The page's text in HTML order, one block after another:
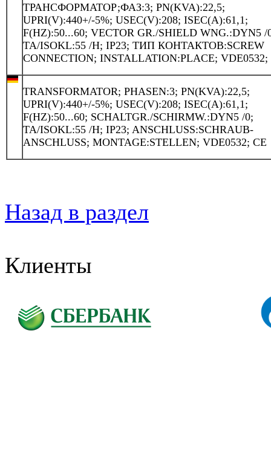
ТРАНСФОРМАТОР;ФАЗ:3; PN(KVA):22,5;
UPRI(V):440+/-5%; USEC(V):208; ISEC(A):61,1;
F(HZ):50...60; VECTOR GR./SHIELD WNG.:DYN5 /
TA/ISOKL:55 /H; IP23; ТИП КОНТАКТОВ:SCREW
CONNECTION; INSTALLATION:PLACE; VDE0532;
TRANSFORMATOR; PHASEN:3; PN(KVA):22,5;
UPRI(V):440+/-5%; USEC(V):208; ISEC(A):61,1;
F(HZ):50...60; SCHALTGR./SCHIRMW.:DYN5 /0;
TA/ISOKL:55 /H; IP23; ANSCHLUSS:SCHRAUB-
ANSCHLUSS; MONTAGE:STELLEN; VDE0532; CE
Назад в раздел
Клиенты